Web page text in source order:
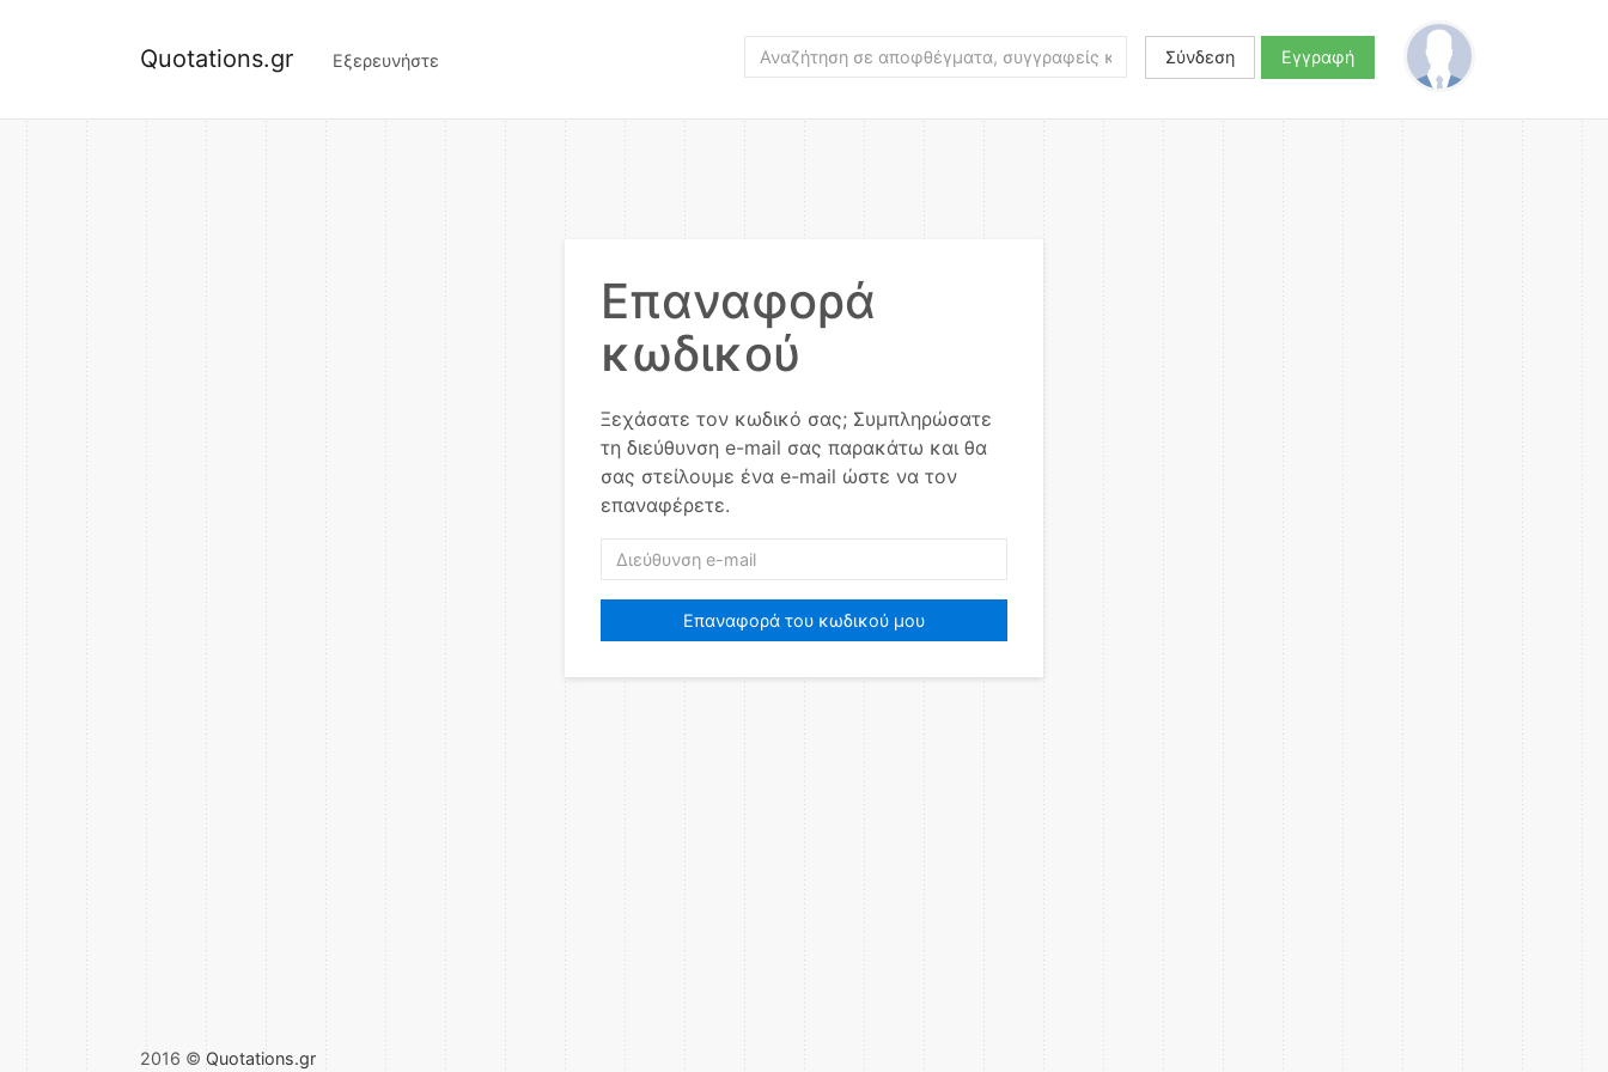
Quotations.gr Εξερευνήστε Σύνδεση Εγγραφή
Επαναφορά
κωδικού
Ξεχάσατε τον κωδικό σας; Συμπληρώσατε
τη διεύθυνση e-mail σας παρακάτω και θα
σας στείλουμε ένα e-mail ώστε να τον
επαναφέρετε.
2016 © Quotations.gr